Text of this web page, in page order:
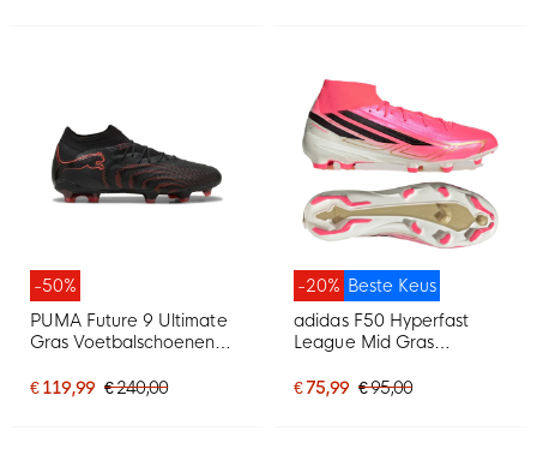
-50%
PUMA Future 9 Ultimate
Gras Voetbalschoenen
€ 119,99 € 240,00
Beste Keus
-20%
adidas F50 Hyperfast
League Mid Gras
Felroze Zwart Goud Wit
€ 75,99 € 95,00